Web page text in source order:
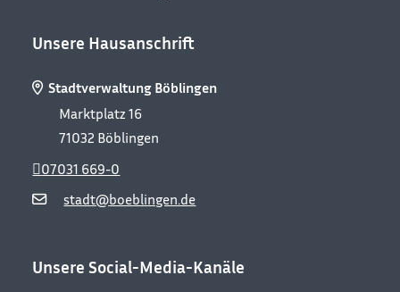
Unsere Hausanschrift
Stadtverwaltung Böblingen
Marktplatz 16
71032 Böblingen
stadt@boeblingen.de
07031 669-0
Unsere Social-Media-Kanäle